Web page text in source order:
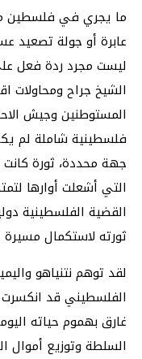
ما يجري في فلسطين
عابرة أو جولة تصعيد
ليست مجرد ردة فعل
الشيخ جراح
المستوطنين وجيش
فلسطينية شاملة لم
جهة محددة، ثورة
التي أشعلت أوارها
القضية الفلسطينية
ثورته لاستكمال مسيرة
لقد توهم نتنياهو
الفلسطيني قد انكسرت
غارق بهموم حياته
السلطة وتوزيع أموال